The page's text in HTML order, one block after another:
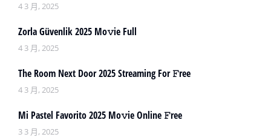
4 3 月, 2025
Zorla Güvenlik 2025 Mo𝚟ie Full
4 3 月, 2025
The Room Next Door 2025 Streaming For 𝙵ree
4 3 月, 2025
Mi Pastel Favorito 2025 Mo𝚟ie Online 𝙵ree
3 3 月, 2025